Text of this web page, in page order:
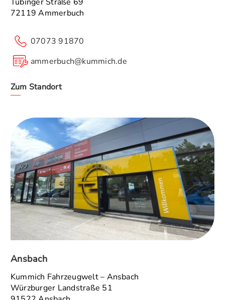
72119 Ammerbuch
07073 91870
ammerbuch@kummich.de
Zum Standort
Ansbach
Kummich Fahrzeugwelt – Ansbach
Würzburger Landstraße 51